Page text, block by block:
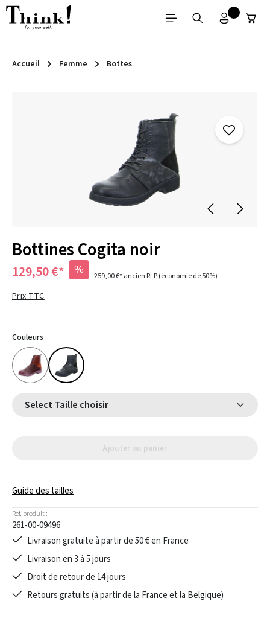
Passer au contenu principal
Accueil Femme Bottes
Bottines Cogita noir
129,50 €* % 259,00 €*ancien RLP(économie de 50%)
Prix TTC
Couleurs
Select Taille choisir
Ajouter au panier
Guide des tailles
Réf. produit :
261-00-09496
Livraison gratuite à partir de 50 € en France
Livraison en 3 à 5 jours
Droit de retour de 14 jours
Retours gratuits (à partir de la France et la Belgique)